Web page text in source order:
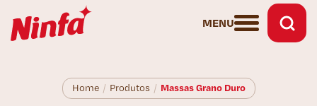
MENU
Home / Produtos / Massas Grano Duro